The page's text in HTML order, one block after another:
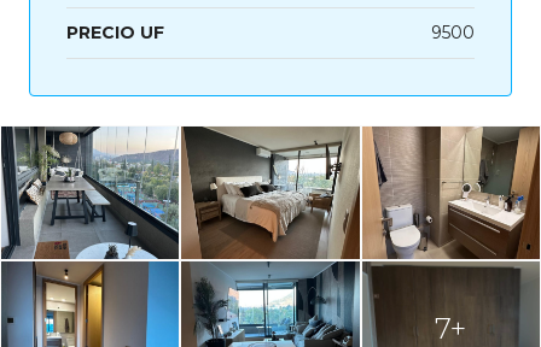
PRECIO UF 9500
7+